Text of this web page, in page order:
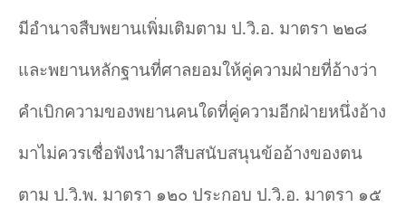
มีอำนาจสืบพยานเพิ่มเติมตาม ป.วิ.อ. มาตรา ๒๒๘
และพยานหลักฐานที่ศาลยอมให้คู่ความฝ่ายที่อ้างว่า
คำเบิกความของพยานคนใดที่คู่ความอีกฝ่ายหนึ่งอ้าง
มาไม่ควรเชื่อฟังนำมาสืบสนับสนุนข้ออ้างของตน
ตาม ป.วิ.พ. มาตรา ๑๒๐ ประกอบ ป.วิ.อ. มาตรา ๑๕